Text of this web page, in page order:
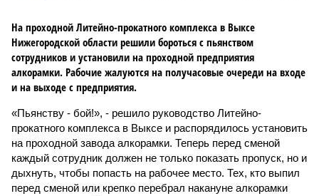
На проходной Литейно-прокатного комплекса в Выксе
Нижегородской области решили бороться с пьянством
сотрудников и установили на проходной предприятия
алкорамки. Рабочие жалуются на получасовые очереди на входе
и на выходе с предприятия.
«Пьянству - бой!», - решило руководство Литейно-
прокатного комплекса в Выксе и распорядилось установить
на проходной завода алкорамки. Теперь перед сменой
каждый сотрудник должен не только показать пропуск, но и
дыхнуть, чтобы попасть на рабочее место. Тех, кто выпил
перед сменой или крепко перебрал накануне алкорамки